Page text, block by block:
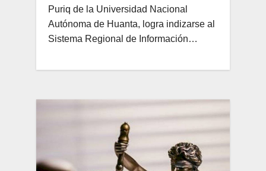
Puriq de la Universidad Nacional
Autónoma de Huanta, logra indizarse al
Sistema Regional de Información…